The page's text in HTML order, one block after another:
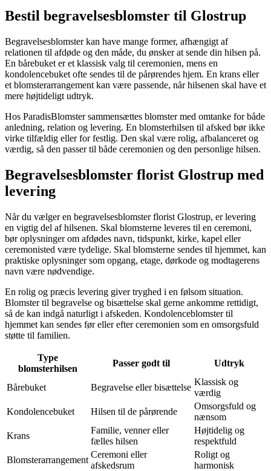
Bestil begravelsesblomster til Glostrup
Begravelsesblomster kan have mange former, afhængigt af
relationen til afdøde og den måde, du ønsker at sende din hilsen på.
En bårebuket er et klassisk valg til ceremonien, mens en
kondolencebuket ofte sendes til de pårørendes hjem. En krans eller
et blomsterarrangement kan være passende, når hilsenen skal have et
mere højtideligt udtryk.
Hos ParadisBlomster sammensættes blomster med omtanke for både
anledning, relation og levering. En blomsterhilsen til afsked bør ikke
virke tilfældig eller for festlig. Den skal være rolig, afbalanceret og
værdig, så den passer til både ceremonien og den personlige hilsen.
Begravelsesblomster florist Glostrup med
levering
Når du vælger en begravelsesblomster florist Glostrup, er levering
en vigtig del af hilsenen. Skal blomsterne leveres til en ceremoni,
bør oplysninger om afdødes navn, tidspunkt, kirke, kapel eller
ceremonisted være tydelige. Skal blomsterne sendes til hjemmet, kan
praktiske oplysninger som opgang, etage, dørkode og modtagerens
navn være nødvendige.
En rolig og præcis levering giver tryghed i en følsom situation.
Blomster til begravelse og bisættelse skal gerne ankomme rettidigt,
så de kan indgå naturligt i afskeden. Kondolenceblomster til
hjemmet kan sendes før eller efter ceremonien som en omsorgsfuld
støtte til familien.
Type
blomsterhilsen
Passer godt til Udtryk
Bårebuket Begravelse eller bisættelse
Klassisk og
værdig
Kondolencebuket
Hilsen til de pårørende
Omsorgsfuld og
nænsom
Krans
Familie, venner eller
fælles hilsen
Højtidelig og
respektfuld
Blomsterarrangement
Ceremoni eller
afskedsrum
Roligt og
harmonisk